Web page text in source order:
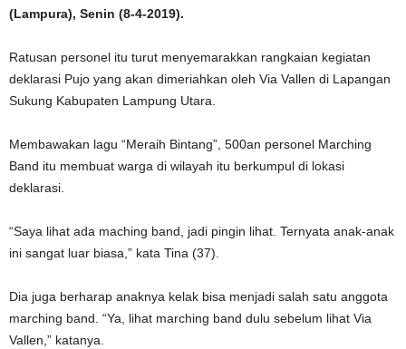
(Lampura), Senin (8-4-2019).
Ratusan personel itu turut menyemarakkan rangkaian kegiatan
deklarasi Pujo yang akan dimeriahkan oleh Via Vallen di Lapangan
Sukung Kabupaten Lampung Utara.
Membawakan lagu “Meraih Bintang”, 500an personel Marching
Band itu membuat warga di wilayah itu berkumpul di lokasi
deklarasi.
“Saya lihat ada maching band, jadi pingin lihat. Ternyata anak-anak
ini sangat luar biasa,” kata Tina (37).
Dia juga berharap anaknya kelak bisa menjadi salah satu anggota
marching band. “Ya, lihat marching band dulu sebelum lihat Via
Vallen,” katanya.